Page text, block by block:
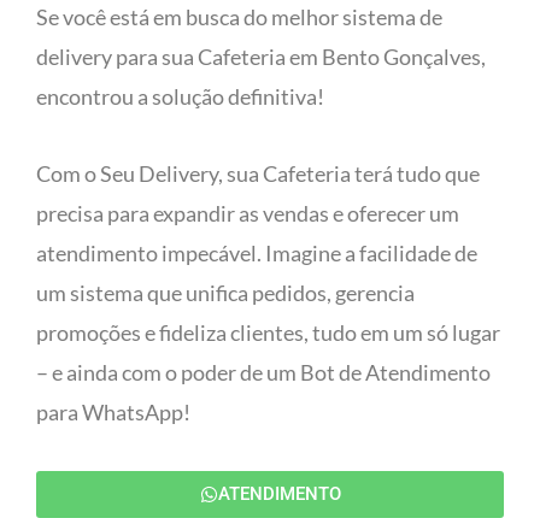
Se você está em busca do melhor sistema de
delivery para sua Cafeteria em Bento Gonçalves,
encontrou a solução definitiva!
Com o Seu Delivery, sua Cafeteria terá tudo que
precisa para expandir as vendas e oferecer um
atendimento impecável. Imagine a facilidade de
um sistema que unifica pedidos, gerencia
promoções e fideliza clientes, tudo em um só lugar
– e ainda com o poder de um Bot de Atendimento
para WhatsApp!
ATENDIMENTO